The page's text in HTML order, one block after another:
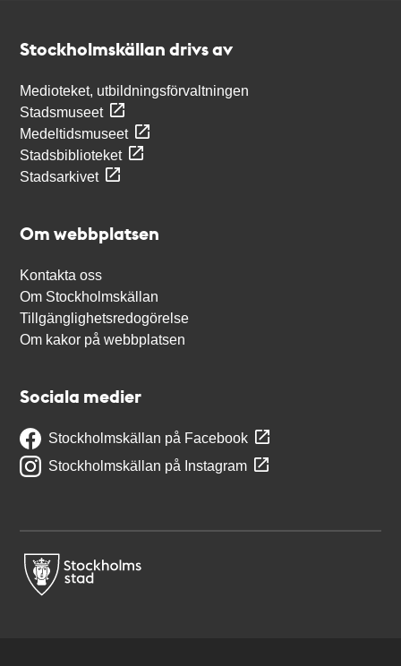
Stockholmskällan drivs av
Medioteket, utbildningsförvaltningen
Stadsmuseet
Medeltidsmuseet
Stadsbiblioteket
Stadsarkivet
Om webbplatsen
Kontakta oss
Om Stockholmskällan
Tillgänglighetsredogörelse
Om kakor på webbplatsen
Sociala medier
Stockholmskällan på Facebook
Stockholmskällan på Instagram